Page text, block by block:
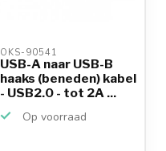
OKS-90541
USB-A naar USB-B
haaks (beneden) kabel
- USB2.0 - tot 2A ...
Op voorraad